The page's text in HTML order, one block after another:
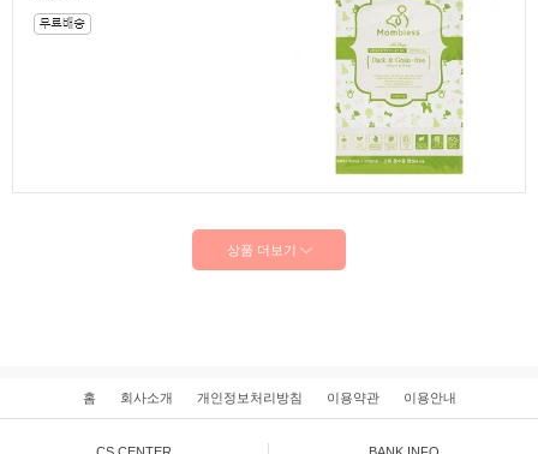
상품 더보기
홈 회사소개 개인정보처리방침 이용약관 이용안내